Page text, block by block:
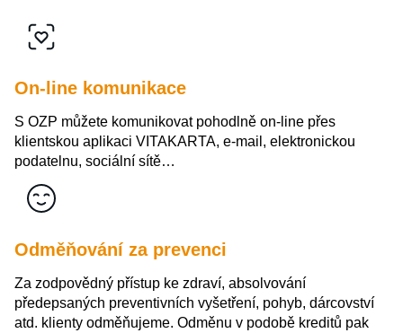
On-line komunikace
S OZP můžete komunikovat pohodlně on-line přes
klientskou aplikaci VITAKARTA, e-mail, elektronickou
podatelnu, sociální sítě…
Odměňování za prevenci
Za zodpovědný přístup ke zdraví, absolvování
předepsaných preventivních vyšetření, pohyb, dárcovství
atd. klienty odměňujeme. Odměnu v podobě kreditů pak